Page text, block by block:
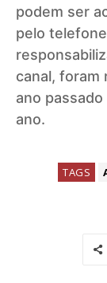
podem ser
pelo
canal, foram
ano
ano.
TAGS